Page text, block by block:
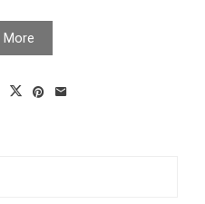
More